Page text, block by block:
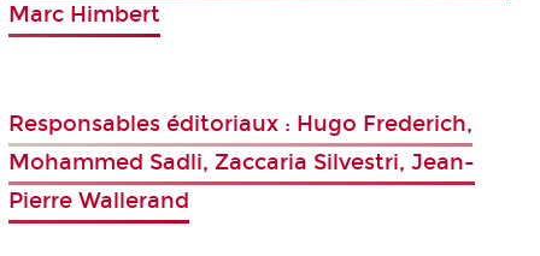
Marc Himbert
Responsables éditoriaux : Hugo Frederich,
Mohammed Sadli, Zaccaria Silvestri, Jean-
Pierre Wallerand